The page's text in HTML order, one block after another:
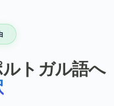
トガル語へ